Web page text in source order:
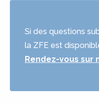
Si des questions
la ZFE est
Rendez-vous sur